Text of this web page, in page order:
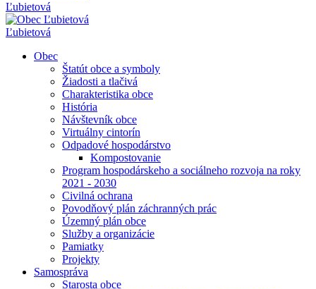
Ľubietová
Ľubietová
Obec
Štatút obce a symboly
Žiadosti a tlačivá
Charakteristika obce
História
Návštevník obce
Virtuálny cintorín
Odpadové hospodárstvo
Kompostovanie
Program hospodárskeho a sociálneho rozvoja na roky
2021 - 2030
Civilná ochrana
Povodňový plán záchranných prác
Územný plán obce
Služby a organizácie
Pamiatky
Projekty
Samospráva
Starosta obce